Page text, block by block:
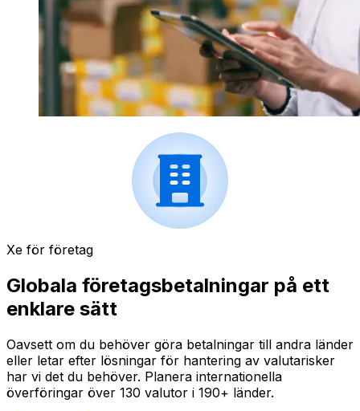
Xe för företag
Globala företagsbetalningar på ett
enklare sätt
Oavsett om du behöver göra betalningar till andra länder
eller letar efter lösningar för hantering av valutarisker
har vi det du behöver. Planera internationella
överföringar över 130 valutor i 190+ länder.